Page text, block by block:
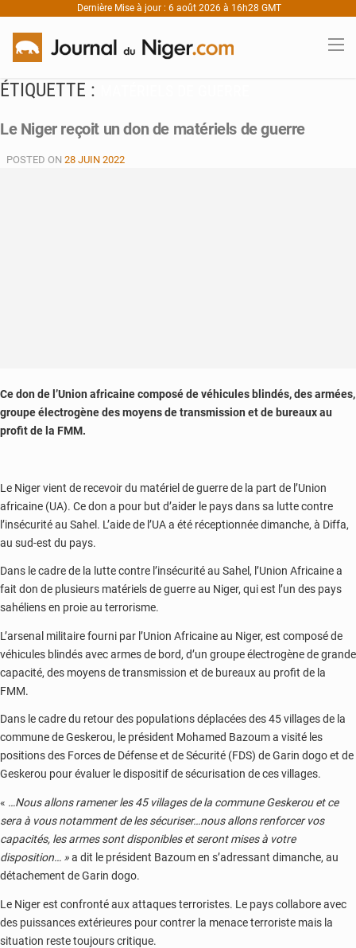
Dernière Mise à jour : 6 août 2026 à 16h28 GMT
ÉTIQUETTE :
Le Niger reçoit un don de matériels de guerre
POSTED ON 28 JUIN 2022
Ce don de l’Union africaine composé de véhicules blindés, des armées,
groupe électrogène des moyens de transmission et de bureaux au
profit de la FMM.
Le Niger vient de recevoir du matériel de guerre de la part de l’Union
africaine (UA). Ce don a pour but d’aider le pays dans sa lutte contre
l’insécurité au Sahel. L’aide de l’UA a été réceptionnée dimanche, à Diffa,
au sud-est du pays.
Dans le cadre de la lutte contre l’insécurité au Sahel, l’Union Africaine a
fait don de plusieurs matériels de guerre au Niger, qui est l’un des pays
sahéliens en proie au terrorisme.
L’arsenal militaire fourni par l’Union Africaine au Niger, est composé de
véhicules blindés avec armes de bord, d’un groupe électrogène de grande
capacité, des moyens de transmission et de bureaux au profit de la
FMM.
Dans le cadre du retour des populations déplacées des 45 villages de la
commune de Geskerou, le président Mohamed Bazoum a visité les
positions des Forces de Défense et de Sécurité (FDS) de Garin dogo et de
Geskerou pour évaluer le dispositif de sécurisation de ces villages.
« …Nous allons ramener les 45 villages de la commune Geskerou et ce
sera à vous notamment de les sécuriser…nous allons renforcer vos
capacités, les armes sont disponibles et seront mises à votre
disposition… »a dit le président Bazoum en s’adressant dimanche, au
détachement de Garin dogo.
Le Niger est confronté aux attaques terroristes. Le pays collabore avec
des puissances extérieures pour contrer la menace terroriste mais la
situation reste toujours critique.